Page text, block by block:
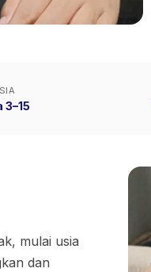
3–15
mulai usia
dan